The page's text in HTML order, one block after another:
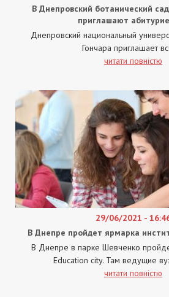
В Днепровский ботанический
приглашают
Днепровский национальный
Гончара приглашает
читати повністю
29/06/2021 -
В Днепре пройдет ярмарка
В Днепре в парке Шевченко
Education city. Там ведущие
читати повністю